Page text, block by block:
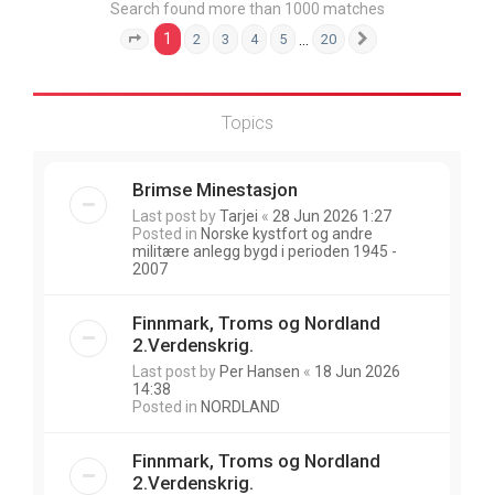
Search found more than 1000 matches
Page 1 of 20
1 2 3 4 5 20
Topics
Brimse Minestasjon
Last post byTarjei « 28 Jun 2026 1:27
Posted in Norske kystfort og andre
militære anlegg bygd i perioden 1945 -
2007
Finnmark, Troms og Nordland
2.Verdenskrig.
Last post by Per Hansen « 18 Jun 2026
14:38
Posted in NORDLAND
Finnmark, Troms og Nordland
2.Verdenskrig.